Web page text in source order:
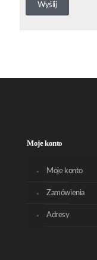
Moje konto
Moje konto
Zamówienia
Adresy